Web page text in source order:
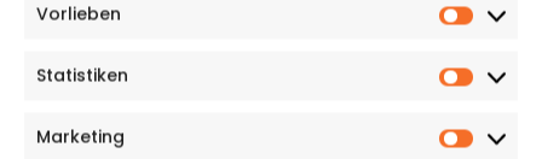
Vorlieben
Statistiken
Marketing